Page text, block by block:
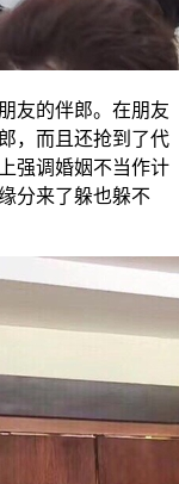
友的伴郎。在朋友
，而且还抢到了代
强调婚姻不当作计
分来了躲也躲不